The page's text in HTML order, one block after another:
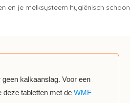
en je melksysteem hygiënisch schoon
kalkaanslag. Voor een
deze tabletten met de WMF